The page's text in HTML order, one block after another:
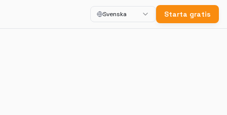
Svenska Starta gratis